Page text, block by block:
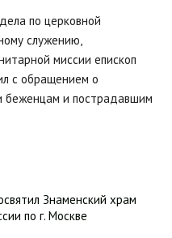
по церковной
служению,
миссии епископ
с обращением о
беженцам и пострадавшим